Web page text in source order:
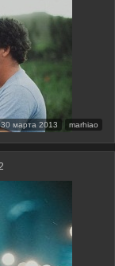
30 марта 2013 marhiao